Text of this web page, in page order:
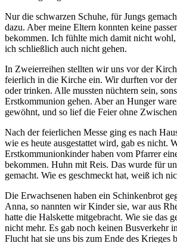
Nur die schwarzen Schuhe, für Jungs
dazu. Aber meine Eltern konnten keine
bekommen. Ich fühlte mich damit nicht
ich schließlich auch nicht gehen.
In Zweierreihen stellten wir uns vor der
feierlich in die Kirche ein. Wir durften vor der
oder trinken. Alle mussten nüchtern sein,
Erstkommunion gehen. Aber an Hunger
gewöhnt, und so lief die Feier ohne
Nach der feierlichen Messe ging es nach
wie es heute ausgestattet wird, gab es nicht.
Erstkommunionkinder haben vom Pfarrer
bekommen. Huhn mit Reis. Das wurde für
gemacht. Wie es geschmeckt hat, weiß ich
Die Erwachsenen haben ein Schinkenbrot
Anna, so nannten wir Kinder sie, war aus
hatte die Halskette mitgebracht. Wie sie das
nicht mehr. Es gab noch keinen Busverkehr
Flucht hat sie uns bis zum Ende des Krieges